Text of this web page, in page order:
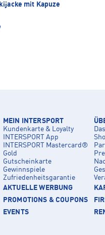
mit Kapuze
MEIN INTERSPORT
Kundenkarte & Loyalty
INTERSPORT App
INTERSPORT Mastercard®
Gold
Gutscheinkarte
Gewinnspiele
Zufriedenheitsgarantie
AKTUELLE WERBUNG
PROMOTIONS & COUPONS
EVENTS